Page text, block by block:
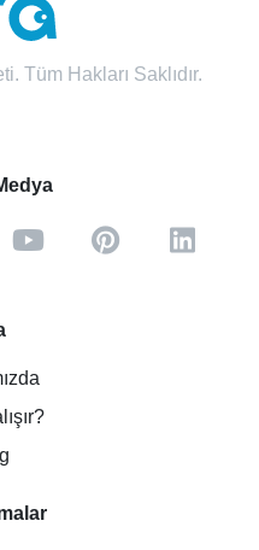
Tüm Hakları Saklıdır.